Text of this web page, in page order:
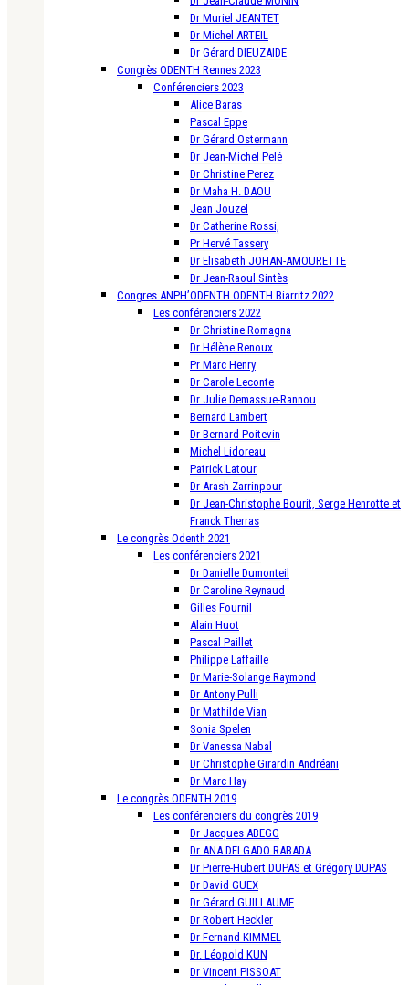
Dr Muriel JEANTET
Dr Michel ARTEIL
Dr Gérard DIEUZAIDE
Congrès ODENTH Rennes 2023
Conférenciers 2023
Alice Baras
Pascal Eppe
Dr Gérard Ostermann
Dr Jean-Michel Pelé
Dr Christine Perez
Dr Maha H. DAOU
Jean Jouzel
Dr Catherine Rossi,
Pr Hervé Tassery
Dr Elisabeth JOHAN-AMOURETTE
Dr Jean-Raoul Sintès
Congres ANPH’ODENTH ODENTH Biarritz 2022
Les conférenciers 2022
Dr Christine Romagna
Dr Hélène Renoux
Pr Marc Henry
Dr Carole Leconte
Dr Julie Demassue-Rannou
Bernard Lambert
Dr Bernard Poitevin
Michel Lidoreau
Patrick Latour
Dr Arash Zarrinpour
Dr Jean-Christophe Bourit, Serge Henrotte et
Franck Therras
Le congrès Odenth 2021
Les conférenciers 2021
Dr Danielle Dumonteil
Dr Caroline Reynaud
Gilles Fournil
Alain Huot
Pascal Paillet
Philippe Laffaille
Dr Marie-Solange Raymond
Dr Antony Pulli
Dr Mathilde Vian
Sonia Spelen
Dr Vanessa Nabal
Dr Christophe Girardin Andréani
Dr Marc Hay
Le congrès ODENTH 2019
Les conférenciers du congrès 2019
Dr Jacques ABEGG
Dr ANA DELGADO RABADA
Dr Pierre-Hubert DUPAS et Grégory DUPAS
Dr David GUEX
Dr Gérard GUILLAUME
Dr Robert Heckler
Dr Fernand KIMMEL
Dr. Léopold KUN
Dr Vincent PISSOAT